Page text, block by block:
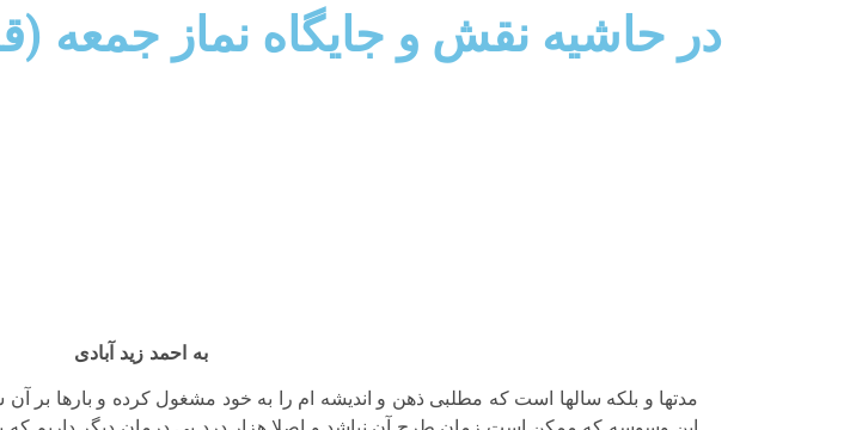
در حاشیه نقش و جایگاه نماز جمعه
به احمد زید آبادی
مدتها و بلکه سالها است که مطلبی ذهن و اندیشه ام را به خود مشغول کرده و بارها بر آن